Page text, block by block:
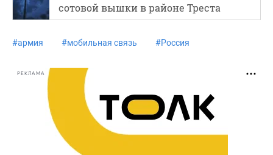
сотовой вышки в районе Треста
#армия #мобильная связь #Россия
РЕКЛАМА